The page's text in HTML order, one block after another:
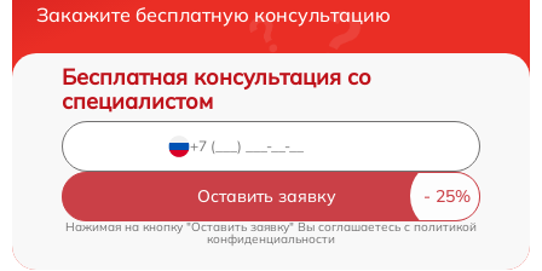
Закажите бесплатную консультацию
Бесплатная консультация со
специалистом
Оставить заявку
Нажимая на кнопку "Оставить заявку" Вы соглашаетесь cполитикой
конфиденциальности